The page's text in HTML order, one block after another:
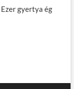
Ezer gyertya ég